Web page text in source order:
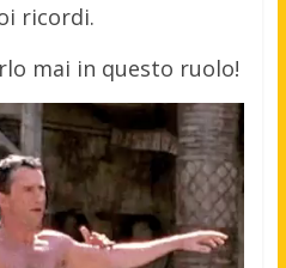
ricordi.
mai in questo ruolo!